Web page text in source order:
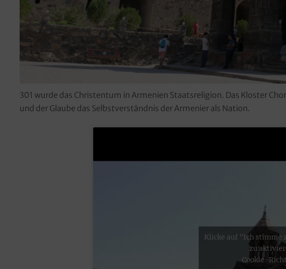
301 wurde das Christentum in Armenien Staatsreligion. Das Kloster
und der Glaube das Selbstverständnis der Armenier als Nation.
Klicke auf "Ich stimme
zu
Cookie-